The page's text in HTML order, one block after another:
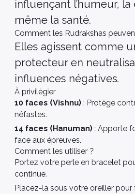
influençant l’humeur,
même la santé.
Comment les Rudrakshas
Elles agissent comme
protecteur en
influences négatives.
À privilégier
10 faces (Vishnu) : Protège
néfastes.
14 faces (Hanuman) : Apporte
face aux épreuves.
Comment les utiliser ?
Portez votre perle en bracelet
continue.
Placez-la sous votre oreiller pour